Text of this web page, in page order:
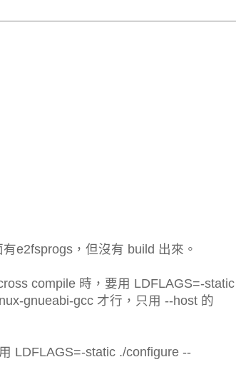
e2fsprogs，但沒有 build 出來。
compile 時，要用 LDFLAGS=-static
gnueabi-gcc 才行，只用 --host 的
LDFLAGS=-static ./configure --